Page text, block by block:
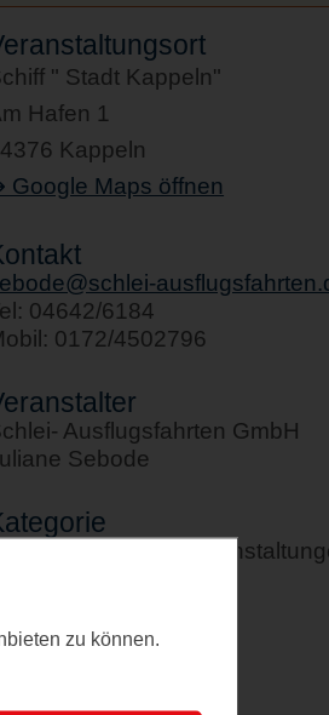
" Stadt Kappeln"
Hafen 1
Kappeln
Google Maps öffnen
04642/6184
0172/4502796
Ausflugsfahrten GmbH
Sebode
Schifffahrten,
Update
zu können.